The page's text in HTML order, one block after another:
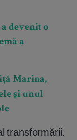
devenit o
a
Marina,
și unul
transformării.